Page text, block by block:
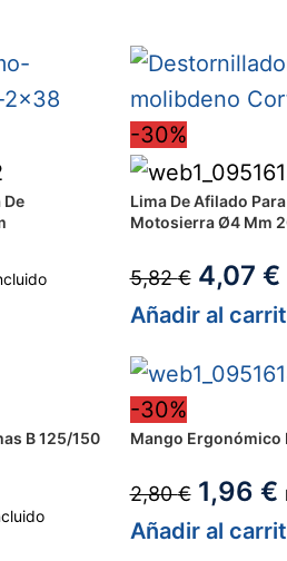
De
-30%
Lima De Afilado
Motosierra Ø4 Mm
5,82€ 4,07 €
Añadir al
B 125/150
-30%
Mango Ergonómico
2,80€ 1,96 €
Añadir al